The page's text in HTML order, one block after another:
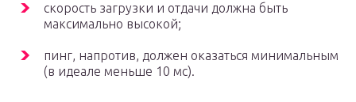
скорость загрузки и отдачи должна быть
максимально высокой;
пинг, напротив, должен оказаться минимальным
(в идеале меньше 10 мс).